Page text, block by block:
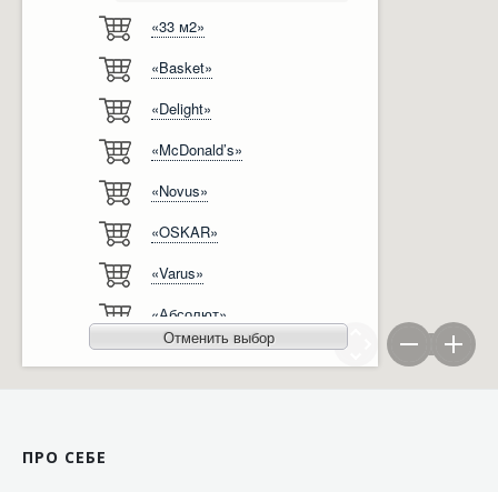
Ліцензії, сертифікати, дипломи
Автоматизація
Модернізація
«33 м2»
«Basket»
«Delight»
«McDonald’s»
«Novus»
«OSKAR»
«Varus»
«Абсолют»
«Агро-Овен»
Отменить выбор
ПРО СЕБЕ